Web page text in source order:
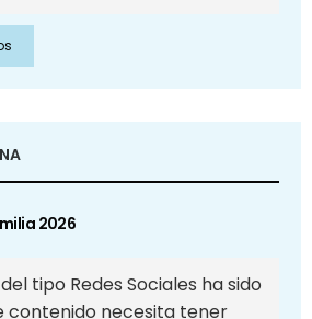
2026
tipo Redes Sociales ha sido
contenido necesita tener